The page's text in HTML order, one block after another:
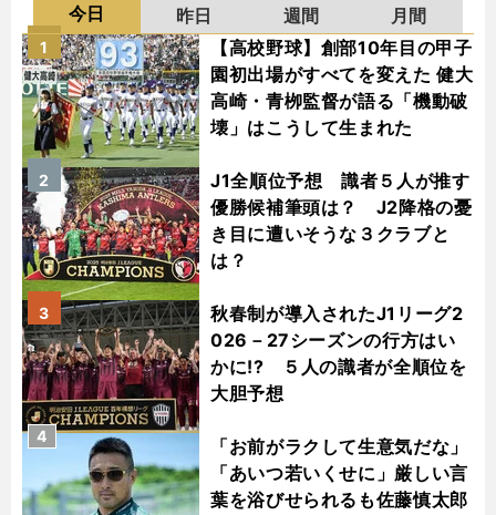
今日 昨日 週間
月間
【高校野球】創部10年目の甲子
園初出場がすべてを変えた 健大
高崎・青栁監督が語る「機動破
壊」はこうして生まれた
1
J1全順位予想 識者５人が推す
優勝候補筆頭は？ J2降格の憂
き目に遭いそうな３クラブと
は？
2
秋春制が導入されたJ1リーグ2
026－27シーズンの行方はい
かに!? ５人の識者が全順位を
大胆予想
3
「お前がラクして生意気だな」
「あいつ若いくせに」厳しい言
葉を浴びせられるも佐藤慎太郎
4